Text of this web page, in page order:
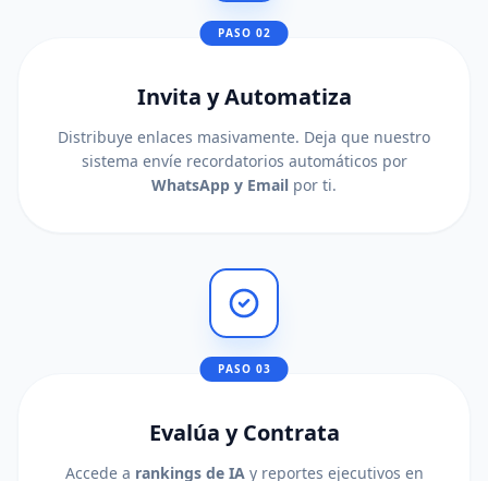
PASO 02
Invita y Automatiza
Distribuye enlaces masivamente. Deja que nuestro
sistema envíe recordatorios automáticos por
WhatsApp y Email por ti.
PASO 03
Evalúa y Contrata
Accede a rankings de IA y reportes ejecutivos en